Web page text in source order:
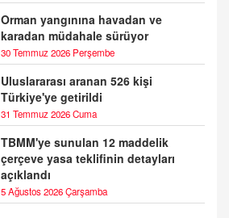
Orman yangınına havadan ve
karadan müdahale sürüyor
30 Temmuz 2026 Perşembe
Uluslararası aranan 526 kişi
Türkiye'ye getirildi
31 Temmuz 2026 Cuma
TBMM'ye sunulan 12 maddelik
çerçeve yasa teklifinin detayları
açıklandı
5 Ağustos 2026 Çarşamba